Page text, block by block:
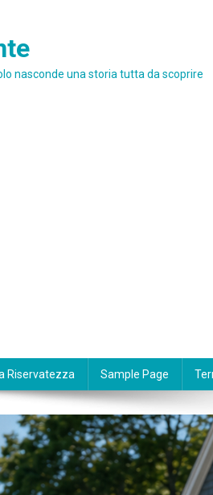
nasconde una storia tutta da scoprire
Riservatezza Sample Page